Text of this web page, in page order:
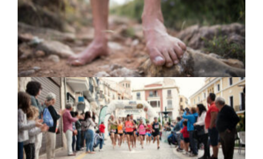
Pies descalzos de Emilio Saez Soro después de
un entrenamiento de montaña.
II carrera Internacional descalcista de Segorbe
de 10K. Es la única carrera de Europa para
descalcistas. La imagen pertenece a II edición
celebrada en Segorbe, Castellón el 9 de Octubre